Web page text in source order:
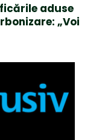
aduse
„Voi